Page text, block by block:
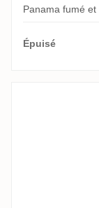
Panama fumé
Épuisé
Rumclub